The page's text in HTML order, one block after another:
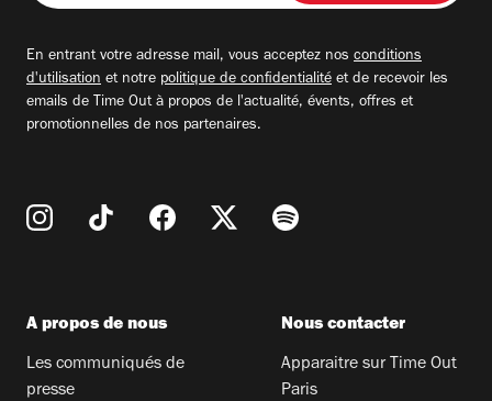
adresse
En entrant votre adresse mail, vous acceptez nos conditions
d'utilisation et notre politique de confidentialité et de recevoir les
emails de Time Out à propos de l'actualité, évents, offres et
promotionnelles de nos partenaires.
A propos de nous
Les communiqués de
presse
Nous contacter
Apparaitre sur Time Out
Paris